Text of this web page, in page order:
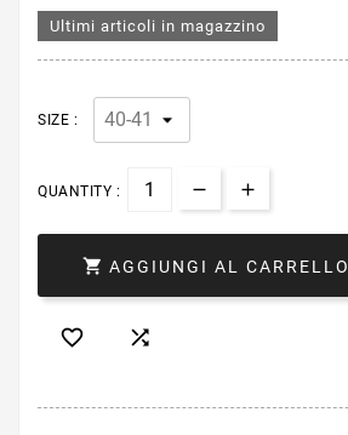
Ultimi articoli in magazzino
SIZE :
QUANTITY :
 AGGIUNGI AL CARRELLO
 